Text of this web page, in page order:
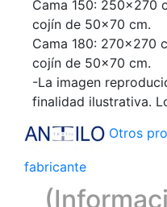
Cama 150: 250x270
cojín de 50x70 cm.
Cama 180: 270x270
cojín de 50x70 cm.
-La imagen
finalidad ilustrativa.
Otros
fabricante